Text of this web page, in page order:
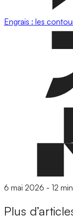
Engrais : les
6 mai 2026 - 12 min
Plus